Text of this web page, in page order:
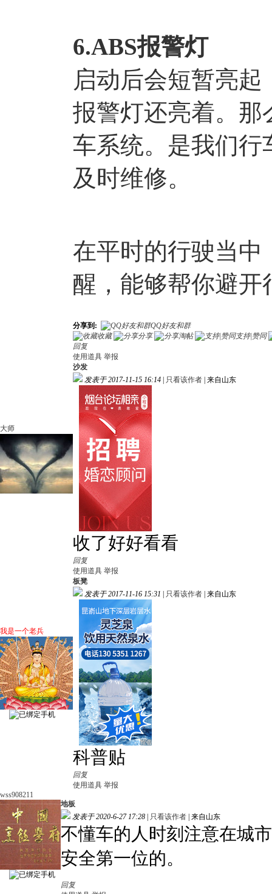
6.ABS报警灯
启动后会短暂亮
报警灯还亮着。那
车系统。是我们行
及时维修。
在平时的行驶当中
醒，能够帮你避开
分享到:
QQ好友和群
收藏
分享 淘帖
支持|赞同
回复
使用道具 举报
大师
沙发
发表于 2017-11-15 16:14
只看该作者 来自山东
收了好好看看
回复
使用道具 举报
我是一个老兵
板凳
发表于 2017-11-16 15:31
只看该作者 来自山东
科普贴
回复
使用道具 举报
wss908211
地板
发表于 2020-6-27 17:28
只看该作者 来自山东
不懂车的人时刻注意在城
安全第一位的。
回复